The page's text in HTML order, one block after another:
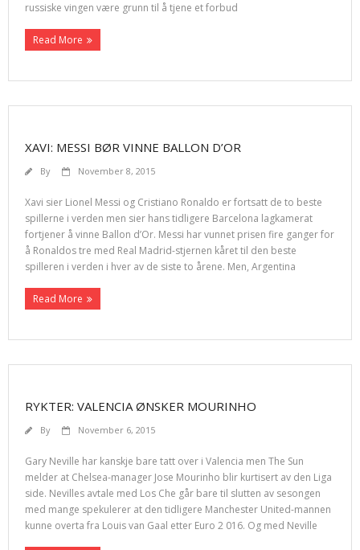
russiske vingen være grunn til å tjene et forbud
Read More
XAVI: MESSI BØR VINNE BALLON D’OR
By November 8, 2015
Xavi sier Lionel Messi og Cristiano Ronaldo er fortsatt de to beste
spillerne i verden men sier hans tidligere Barcelona lagkamerat
fortjener å vinne Ballon d’Or. Messi har vunnet prisen fire ganger for
å Ronaldos tre med Real Madrid-stjernen kåret til den beste
spilleren i verden i hver av de siste to årene. Men, Argentina
Read More
RYKTER: VALENCIA ØNSKER MOURINHO
By November 6, 2015
Gary Neville har kanskje bare tatt over i Valencia men The Sun
melder at Chelsea-manager Jose Mourinho blir kurtisert av den Liga
side. Nevilles avtale med Los Che går bare til slutten av sesongen
med mange spekulerer at den tidligere Manchester United-mannen
kunne overta fra Louis van Gaal etter Euro 2 016. Og med Neville